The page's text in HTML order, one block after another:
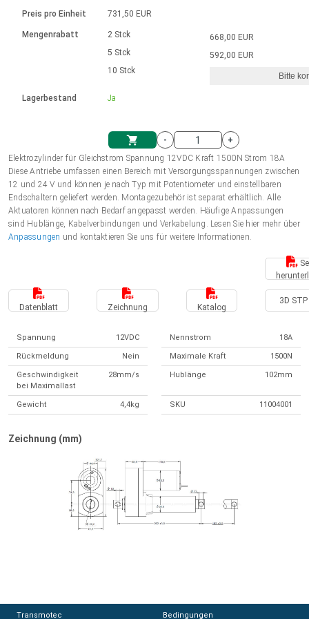
Einheitssystem
Einkaufswagen
Hubmagnete
230 - 50 Hz | 110 - 60 Hz
Drehzahlregelung für die AIS-Serie
Bürstenlose Gleichstrommotoren
mit Planetengetriebe und internem
Ø 28-42| 1-1400 rpm | <= 290Ncm
Bürstenlose DC Motor Controller
Gleichstrommotoren mit
Schneckengetriebe und Bürsten
Ø43-124mm | 31-425rpm | ≤ 41Nm
Treiber für Gleichstrommotoren mit
Synchron-Asynchron | für 1-4 Elektrozylinder
Synchron-Asynchron | für 1-4 Elektrozylinder
Français (EUR)
Polski (EUR)
Norsk (NOK)
Suomi (EUR)
Preis pro Einheit
Mengenrabatt
Lagerbestand
731,50 EUR
2 Stck
5 Stck
10 Stck
Ja
668,00 EUR
592,00 EUR
Bitte
-
+
Elektrozylinder für Gleichstrom Spannung 12VDC Kraft 1500N Strom 18A
Diese Antriebe umfassen einen Bereich mit Versorgungsspannungen zwischen
12 und 24 V und können je nach Typ mit Potentiometer und einstellbaren
Endschaltern geliefert werden. Montagezubehör ist separat erhältlich. Alle
Aktuatoren können nach Bedarf angepasst werden. Häufige Anpassungen
sind Hublänge, Kabelverbindungen und Verkabelung. Lesen Sie hier mehr über
Anpassungen und kontaktieren Sie uns für weitere Informationen.
Datenblatt Zeichnung Katalog
3D STP
Spannung 12VDC Nennstrom 18A
Rückmeldung Nein Maximale Kraft 1500N
Geschwindigkeit
bei Maximallast
28mm/s Hublänge 102mm
Gewicht 4,4kg SKU 11004001
Zeichnung (mm)
Transmotec Bedingungen
Transmotec Bedingungen